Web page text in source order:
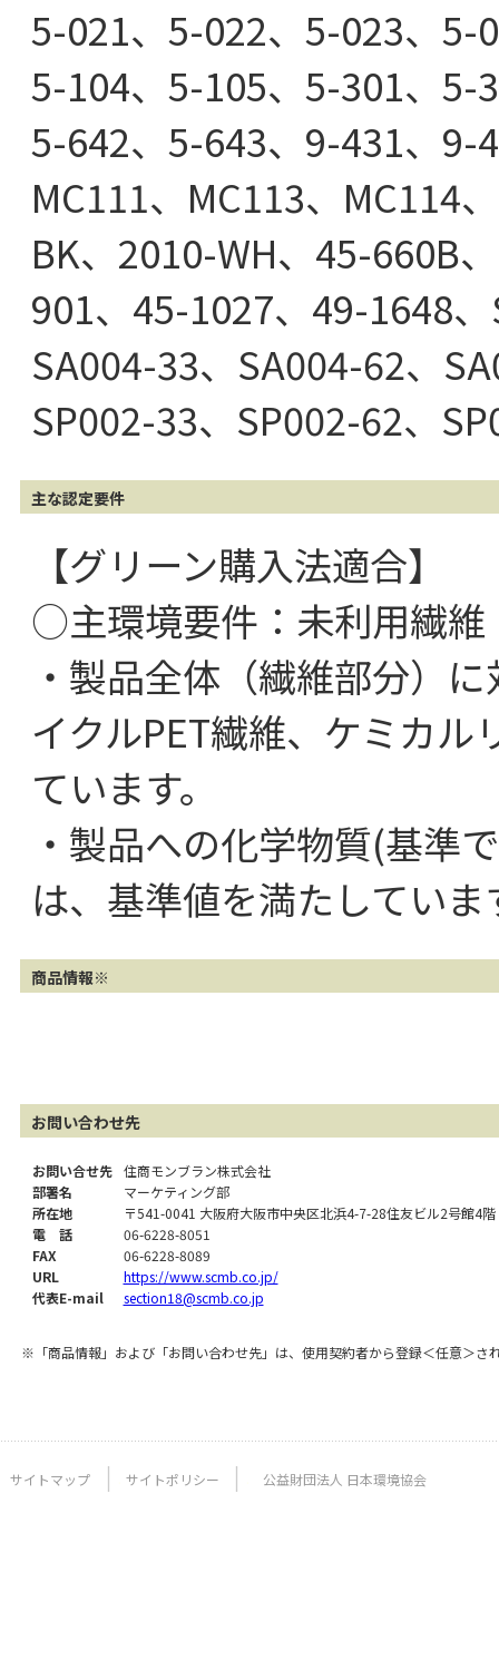
5-021、5-022、5-023、5-
5-104、5-105、5-301、5-
5-642、5-643、9-431、9-
MC111、MC113、MC114
BK、2010-WH、45-660B
901、45-1027、49-1648
SA004-33、SA004-62、
SP002-33、SP002-62、
主な認定要件
【グリーン購入法適合】
○主環境要件：未利用繊維
・製品全体（繊維部分）
イクルPET繊維、ケミカ
ています。
・製品への化学物質(基準
は、基準値を満たしていま
商品情報※
お問い合わせ先
お問い合せ先
住商モンブラン株式会社
部署名
マーケティング部
所在地
〒541-0041 大阪府大阪市中央区北浜4-7-28住友ビル2号館4階
電 話
06-6228-8051
FAX
06-6228-8089
URL
https://www.scmb.co.jp/
代表E-mail
section18@scmb.co.jp
※「商品情報」および「お問い合わせ先」は、使用契約者から登録＜任意＞さ
サイトマップ サイトポリシー 公益財団法人 日本環境協会